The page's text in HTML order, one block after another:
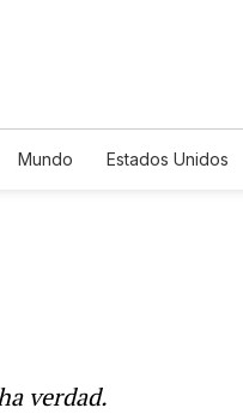
Mundo
Estados Unidos
verdad.